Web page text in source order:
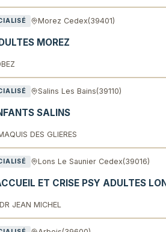
Morez Cedex(39401)
MOREZ
Salins Les Bains(39110)
SALINS
DES GLIERES
Lons Le Saunier Cedex(39016)
ET CRISE PSY ADULTES
JEAN MICHEL